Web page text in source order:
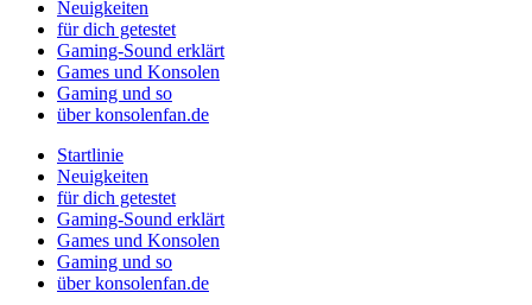
Neuigkeiten
für dich getestet
Gaming-Sound erklärt
Games und Konsolen
Gaming und so
über konsolenfan.de
Startlinie
Neuigkeiten
für dich getestet
Gaming-Sound erklärt
Games und Konsolen
Gaming und so
über konsolenfan.de